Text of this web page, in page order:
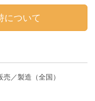
について
／製造（全国）